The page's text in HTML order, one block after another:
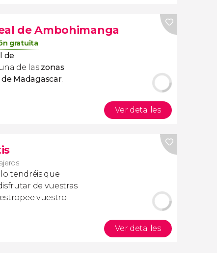
de Ambohimanga
gratuita
de
de laszonas
Madagascar.
Ver detalles
tendréis que
de vuestras
estropee vuestro
Ver detalles